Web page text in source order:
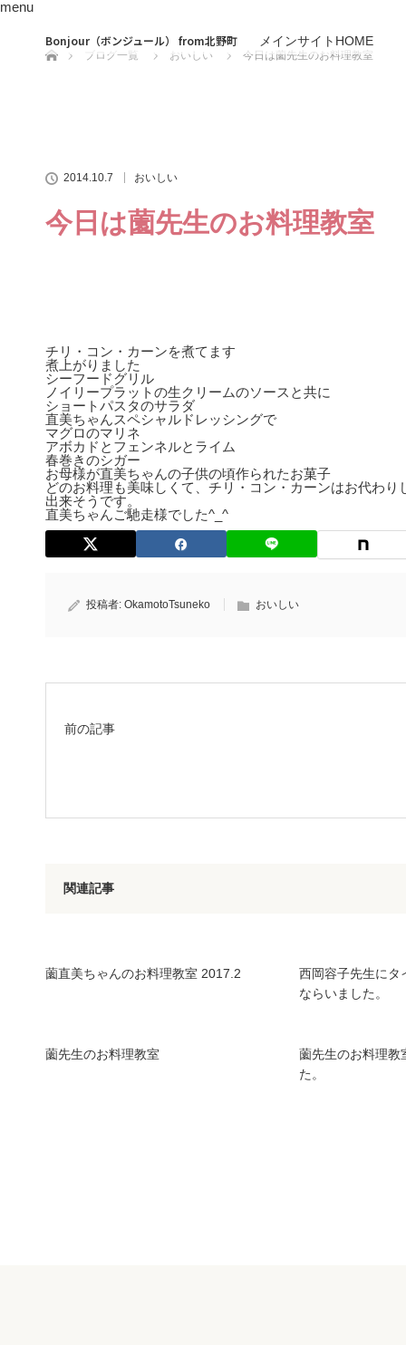
menu
Bonjour（ボンジュール） from北野町 メインサイトHOME
ホーム
ブログ一覧
おいしい 今日は薗先生のお料理教室
2014.10.7 おいしい
今日は薗先生のお料理教室
チリ・コン・カーンを煮てます
煮上がりました
シーフードグリル
ノイリープラットの生クリームのソースと共に
ショートパスタのサラダ
直美ちゃんスペシャルドレッシングで
マグロのマリネ
アボカドとフェンネルとライム
春巻きのシガー
お母様が直美ちゃんの子供の頃作られたお菓子
どのお料理も美味しくて、チリ・コン・カーンはお代わ
出来そうです。
直美ちゃんご馳走様でした^_^
投稿者: OkamotoTsuneko おいしい
前の記事
関連記事
薗直美ちゃんのお料理教室 2017.2
西岡容子先生にタ
ならいました。
薗先生のお料理教室
薗先生のお料理教
た。